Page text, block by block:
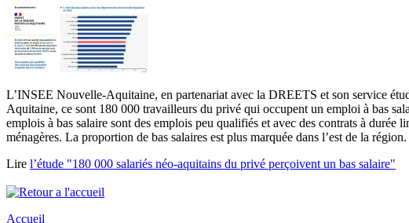
L’INSEE Nouvelle-Aquitaine, en partenariat avec la DREETS et son service
Aquitaine, ce sont 180 000 travailleurs du privé qui occupent un emploi à bas
emplois à bas salaire sont des emplois peu qualifiés et avec des contrats à
ménagères. La proportion de bas salaires est plus marquée dans l’est de la région.
Lire l’étude "180 000 salariés néo-aquitains du privé perçoivent un bas salaire"
Accueil